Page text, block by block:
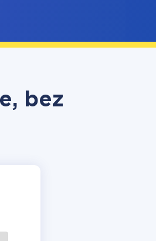
bez